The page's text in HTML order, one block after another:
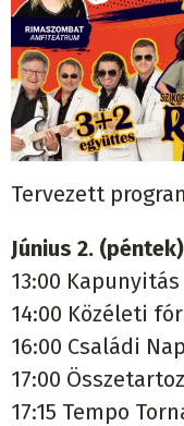
Tervezett
Június 2.
13:00 Kapunyitás
14:00 Közéleti
16:00 Családi
17:00
17:15 Tempo